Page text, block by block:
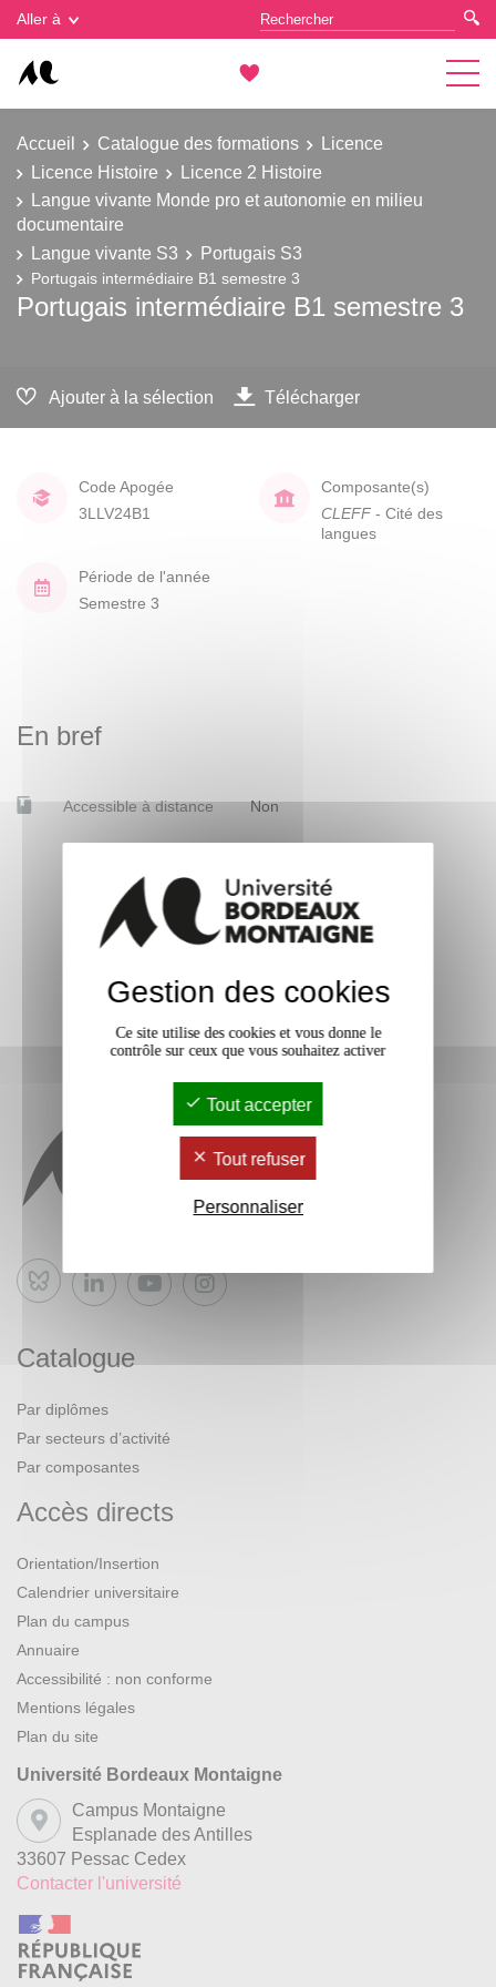
Aller à
Accueil Catalogue des formations
Licence
Licence Histoire
Licence 2 Histoire
Langue vivante Monde pro et autonomie en milieu
documentaire
Langue vivante S3
Portugais S3
Portugais intermédiaire B1 semestre 3
Portugais intermédiaire B1 semestre 3
Ajouter à la sélection Télécharger
Code Apogée
3LLV24B1
Composante(s)
CLEFF - Cité des
langues
Période de l'année
Semestre 3
En bref
Accessible à distance Non
Bluesky
Catalogue
Par diplômes
Par secteurs d’activité
Par composantes
Accès directs
Orientation/Insertion
Calendrier universitaire
Plan du campus
Annuaire
Accessibilité : non conforme
Mentions légales
Plan du site
Université Bordeaux Montaigne
Campus Montaigne
Esplanade des Antilles
33607 Pessac Cedex
Contacter l'université
Gestion des cookies
Gestion des cookies
Ce site utilise des cookies et vous donne le
contrôle sur ceux que vous souhaitez activer
Tout accepter
Tout refuser
Personnaliser